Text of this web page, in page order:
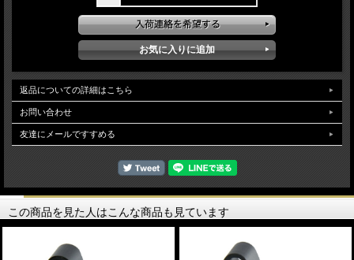
返品についての詳細はこちら
お問い合わせ
友達にメールですすめる
この商品を見た人はこんな商品も見ています